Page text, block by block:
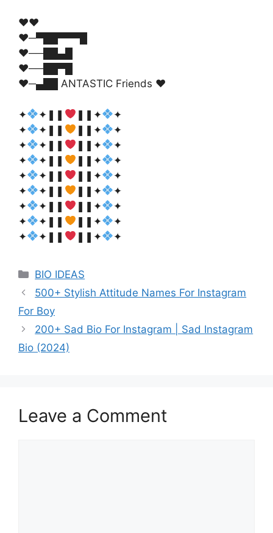
♥♥
♥─▀██▀▀▀█
♥──██▄█
♥──██▀█
♥─▄██ ANTASTIC Friends ♥
✦ ✦❚❚ ❚❚✦
✦
✦
✦❚❚ ❚❚✦
✦
✦
✦❚❚ ❚❚✦
✦
✦
✦❚❚ ❚❚✦
✦
✦
✦❚❚ ❚❚✦
✦
✦
✦❚❚ ❚❚✦
✦
✦
✦❚❚ ❚❚✦
✦
✦
✦❚❚ ❚❚✦
✦
✦
✦❚❚ ❚❚✦ ✦
Categories
BIO IDEAS
500+ Stylish Attitude Names For Instagram
For Boy
200+ Sad Bio For Instagram | Sad Instagram
Bio (2024)
Leave a Comment